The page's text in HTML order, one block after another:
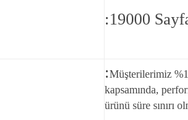
:19000
:Müşterilerimiz
kapsamında,
ürünü süre sınırı